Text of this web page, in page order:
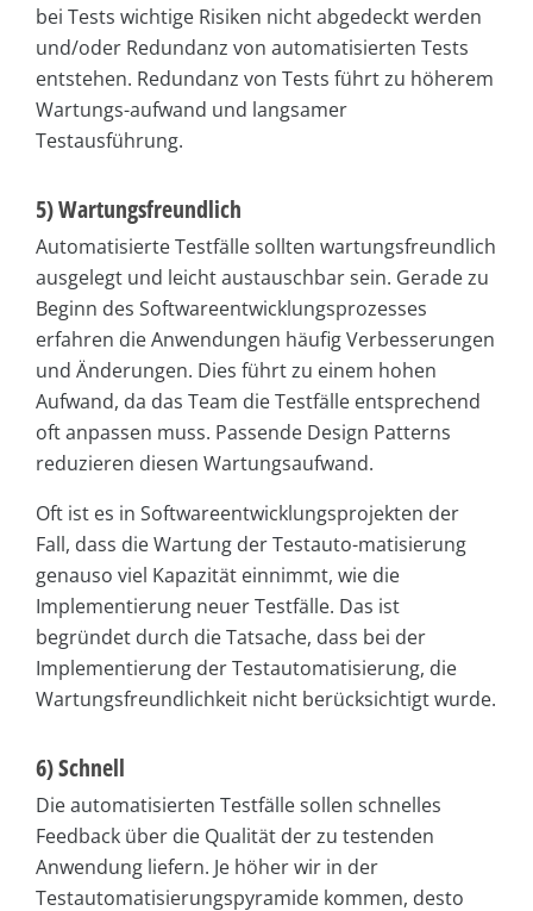
bei Tests wichtige Risiken nicht abgedeckt werden
und/oder Redundanz von automatisierten Tests
entstehen. Redundanz von Tests führt zu höherem
Wartungs-aufwand und langsamer
Testausführung.
5) Wartungsfreundlich
Automatisierte Testfälle sollten wartungsfreundlich
ausgelegt und leicht austauschbar sein. Gerade zu
Beginn des Softwareentwicklungsprozesses
erfahren die Anwendungen häufig Verbesserungen
und Änderungen. Dies führt zu einem hohen
Aufwand, da das Team die Testfälle entsprechend
oft anpassen muss. Passende Design Patterns
reduzieren diesen Wartungsaufwand.
Oft ist es in Softwareentwicklungsprojekten der
Fall, dass die Wartung der Testauto-matisierung
genauso viel Kapazität einnimmt, wie die
Implementierung neuer Testfälle. Das ist
begründet durch die Tatsache, dass bei der
Implementierung der Testautomatisierung, die
Wartungsfreundlichkeit nicht berücksichtigt wurde.
6) Schnell
Die automatisierten Testfälle sollen schnelles
Feedback über die Qualität der zu testenden
Anwendung liefern. Je höher wir in der
Testautomatisierungspyramide kommen, desto